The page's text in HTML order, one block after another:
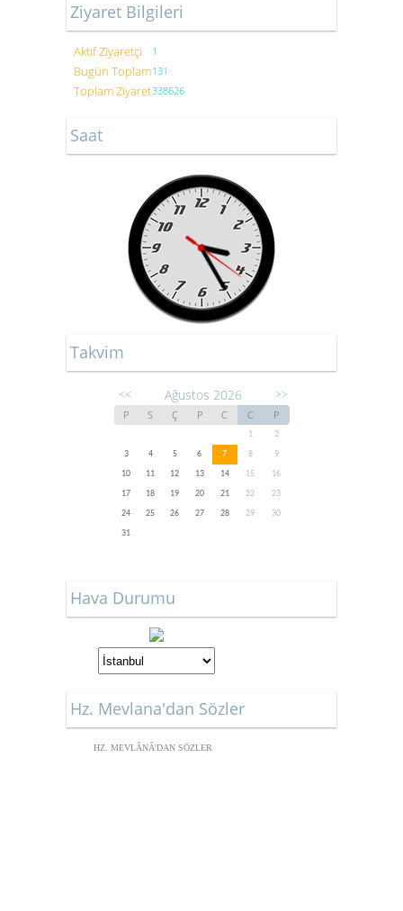
Ziyaret Bilgileri
Aktif Ziyaretçi 1
Bugün Toplam131
Toplam Ziyaret338626
Saat
Takvim
<< Ağustos 2026 >>
P S Ç P C C P
1
2
3
4 5 6 7 8
9
10
11 12 13 14 15
16
17
18 19 20 21 22
23
24
25 26 27 28 29
30
31
Hava Durumu
Hz. Mevlana'dan Sözler
HZ. MEVLÂNÂ'DAN SÖZLER